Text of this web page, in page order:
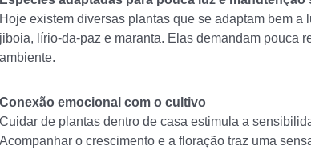
Hoje existem diversas plantas que se adaptam bem
jiboia, lírio-da-paz e maranta. Elas demandam pouca
ambiente.
Conexão emocional com o cultivo
Cuidar de plantas dentro de casa estimula a
Acompanhar o crescimento e a floração traz uma